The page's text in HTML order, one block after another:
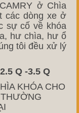
ở Chìa
các dòng xe ở
sự cố về khóa
hư chìa, hư ổ
tôi đều xử lý
Q -3.5 Q
KHÓA CHO